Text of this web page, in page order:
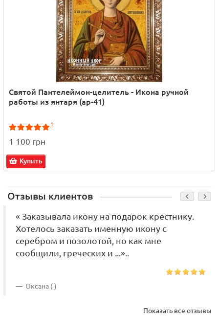
Святой Пантелеймон-целитель - Икона ручной
работы из янтаря (ар-41)
1
1 100 грн
Купить
Отзывы клиентов
« Заказывала икону на подарок крестнику.
Хотелось заказать именную икону с
серебром и позолотой, но как мне
сообщили, греческих и ...»..
Оксана ( )
Показать все отзывы